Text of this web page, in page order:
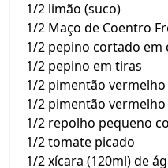
1/2 limão (suco)
1/2 Maço de Coentro
1/2 pepino cortado em
1/2 pepino em tiras
1/2 pimentão
1/2 pimentão
1/2 repolho pequeno
1/2 tomate picado
1/2 xícara (120ml) de